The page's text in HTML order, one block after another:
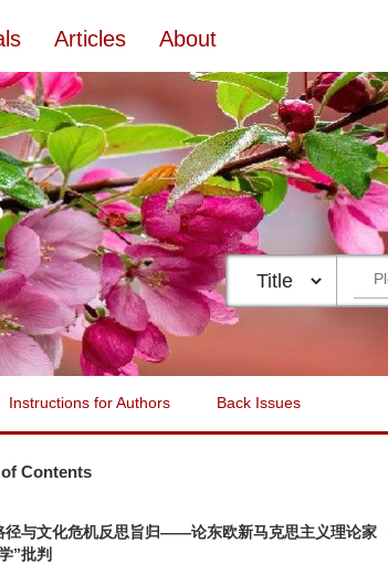
Articles About
Instructions for Authors Back Issues
of Contents
径与文化危机反思旨归——论东欧新马克思主义理论家
”批判